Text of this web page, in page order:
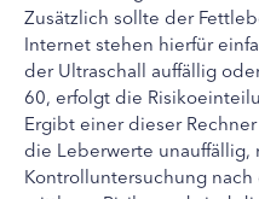
Zusätzlich sollte der
Internet stehen hierfür
der Ultraschall auffällig
60, erfolgt die
Ergibt einer dieser
die Leberwerte unauffällig,
Kontrolluntersuchung